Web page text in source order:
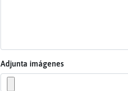
Adjunta imágenes